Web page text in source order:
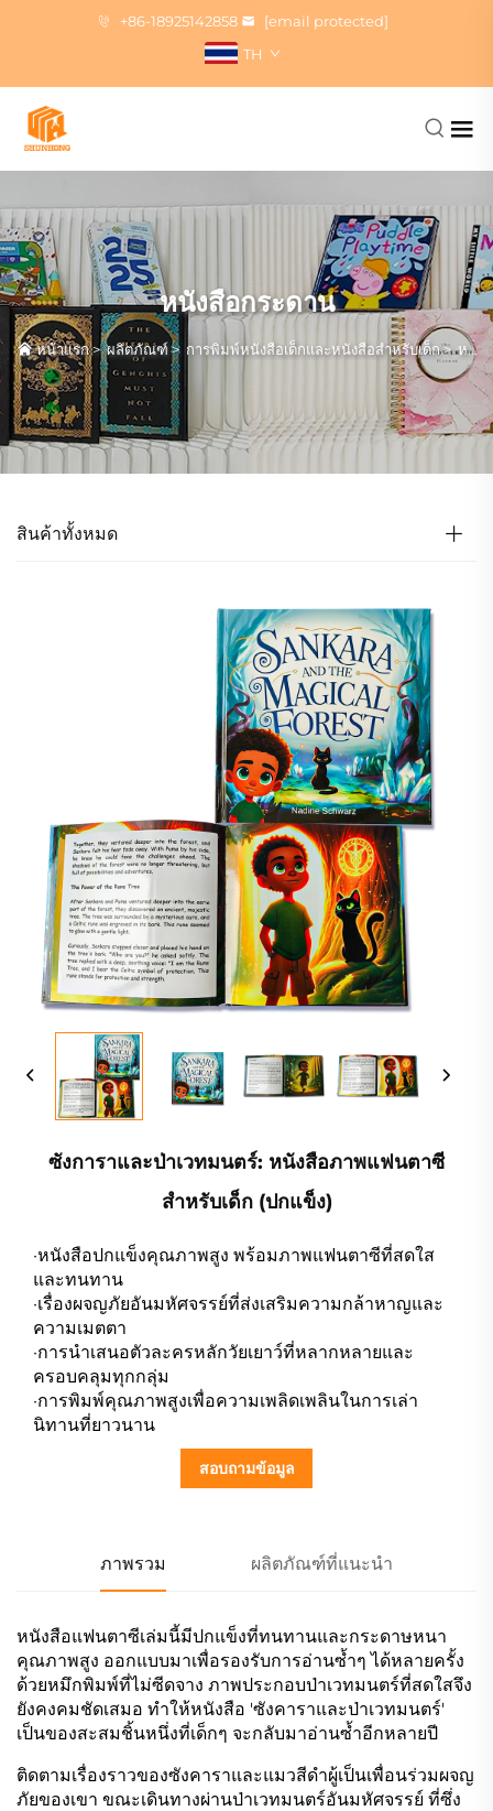
+86-18925142858
[email protected]
TH
หนังสือกระดาน
หน้าแรก>ผลิตภัณฑ์> การพิมพ์หนังสือเด็กและหนังสือสำหรับเด็ก>หนังสือกระดาน
สินค้าทั้งหมด
ซังการาและป่าเวทมนตร์: หนังสือภาพแฟนตาซี
สำหรับเด็ก (ปกแข็ง)
·หนังสือปกแข็งคุณภาพสูง พร้อมภาพแฟนตาซีที่สดใส
และทนทาน
·เรื่องผจญภัยอันมหัศจรรย์ที่ส่งเสริมความกล้าหาญและ
ความเมตตา
·การนำเสนอตัวละครหลักวัยเยาว์ที่หลากหลายและ
ครอบคลุมทุกกลุ่ม
·การพิมพ์คุณภาพสูงเพื่อความเพลิดเพลินในการเล่า
นิทานที่ยาวนาน
สอบถามข้อมูล
ภาพรวม ผลิตภัณฑ์ที่แนะนำ
หนังสือแฟนตาซีเล่มนี้มีปกแข็งที่ทนทานและกระดาษหนา
คุณภาพสูง ออกแบบมาเพื่อรองรับการอ่านซ้ำๆ ได้หลายครั้ง
ด้วยหมึกพิมพ์ที่ไม่ซีดจาง ภาพประกอบป่าเวทมนตร์ที่สดใสจึง
ยังคงคมชัดเสมอ ทำให้หนังสือ 'ซังคาราและป่าเวทมนตร์'
เป็นของสะสมชิ้นหนึ่งที่เด็กๆ จะกลับมาอ่านซ้ำอีกหลายปี
ติดตามเรื่องราวของซังคาราและแมวสีดำผู้เป็นเพื่อนร่วมผจญ
ภัยของเขา ขณะเดินทางผ่านป่าเวทมนตร์อันมหัศจรรย์ ที่ซึ่ง